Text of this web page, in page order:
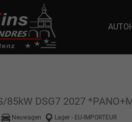
selector1-aee-
85kW DSG7 2027
Neuwagen Lager - EU-IMPORTEUR